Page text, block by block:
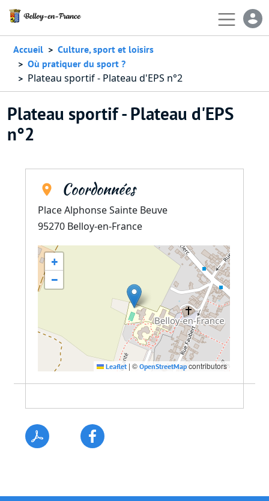
Accueil
Culture, sport et loisirs
Où pratiquer du sport ?
Plateau sportif - Plateau d'EPS n°2
Plateau sportif - Plateau d'EPS
n°2
Coordonnées
Place Alphonse Sainte Beuve
95270 Belloy-en-France
+
−
Leaflet | ©OpenStreetMap contributors